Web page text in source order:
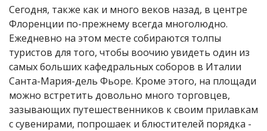
Сегодня, также как и много веков назад, в центре
Флоренции по-прежнему всегда многолюдно.
Ежедневно на этом месте собираются толпы
туристов для того, чтобы воочию увидеть один из
самых больших кафедральных соборов в Италии
Санта-Мария-дель Фьоре. Кроме этого, на площади
можно встретить довольно много торговцев,
зазывающих путешественников к своим прилавкам
с сувенирами, попрошаек и блюстителей порядка -